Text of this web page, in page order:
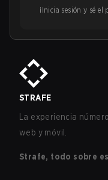
¡Inicia sesión y sé
STRAFE
La experiencia
web y móvil.
Strafe, todo sobre